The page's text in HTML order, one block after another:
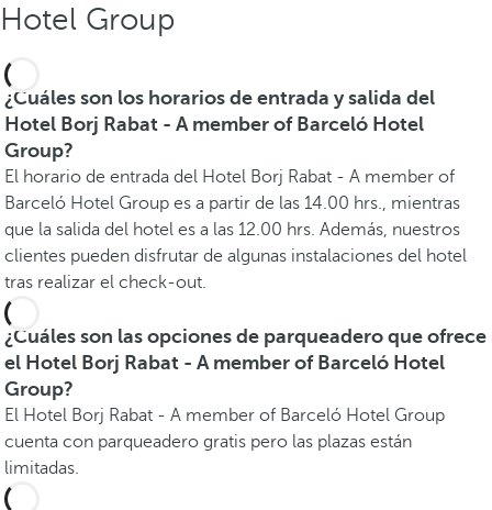
Hotel Group
¿Cuáles son los horarios de entrada y salida del
Hotel Borj Rabat - A member of Barceló Hotel
Group?
El horario de entrada del Hotel Borj Rabat - A member of
Barceló Hotel Group es a partir de las 14.00 hrs., mientras
que la salida del hotel es a las 12.00 hrs. Además, nuestros
clientes pueden disfrutar de algunas instalaciones del hotel
tras realizar el check-out.
¿Cuáles son las opciones de parqueadero que ofrece
el Hotel Borj Rabat - A member of Barceló Hotel
Group?
El Hotel Borj Rabat - A member of Barceló Hotel Group
cuenta con parqueadero gratis pero las plazas están
limitadas.